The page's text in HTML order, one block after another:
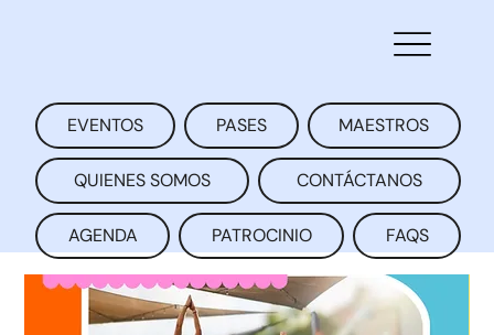
EVENTOS PASES MAESTROS
QUIENES SOMOS CONTÁCTANOS
AGENDA PATROCINIO FAQS